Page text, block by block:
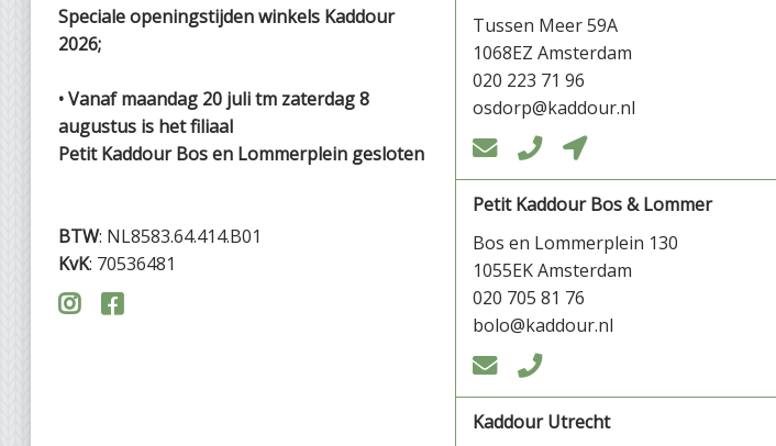
Speciale openingstijden winkels Kaddour
2026;
• Vanaf maandag 20 juli tm zaterdag 8
augustus is het filiaal
Petit Kaddour Bos en Lommerplein gesloten
BTW: NL8583.64.414.B01
KvK: 70536481
 
Tussen Meer 59A
1068EZ Amsterdam
020 223 71 96
osdorp@kaddour.nl
  
Petit Kaddour Bos & Lommer
Bos en Lommerplein 130
1055EK Amsterdam
020 705 81 76
bolo@kaddour.nl
 
Kaddour Utrecht